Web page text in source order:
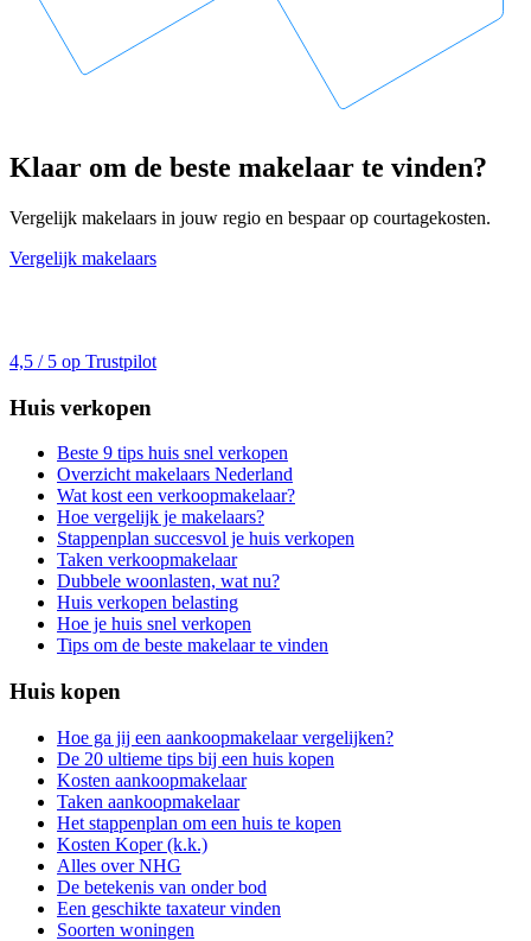
Klaar om de beste makelaar te vinden?
Vergelijk makelaars in jouw regio en bespaar op courtagekosten.
Vergelijk makelaars
4,5 / 5 op Trustpilot
Huis verkopen
Beste 9 tips huis snel verkopen
Overzicht makelaars Nederland
Wat kost een verkoopmakelaar?
Hoe vergelijk je makelaars?
Stappenplan succesvol je huis verkopen
Taken verkoopmakelaar
Dubbele woonlasten, wat nu?
Huis verkopen belasting
Hoe je huis snel verkopen
Tips om de beste makelaar te vinden
Huis kopen
Hoe ga jij een aankoopmakelaar vergelijken?
De 20 ultieme tips bij een huis kopen
Kosten aankoopmakelaar
Taken aankoopmakelaar
Het stappenplan om een huis te kopen
Kosten Koper (k.k.)
Alles over NHG
De betekenis van onder bod
Een geschikte taxateur vinden
Soorten woningen